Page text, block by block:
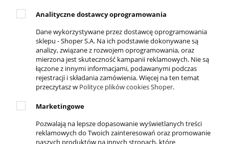
KONTAKT
ul. Krakowska 69,
32-050 Skawina
789-269-890
503-037-606
DOSTĘPNE PŁATNOŚCI
Analityczne dostawcy oprogramowania
Dane wykorzystywane przez dostawcę oprogramowania
sklepu - Shoper S.A. Na ich podstawie dokonywane są
analizy, związane z rozwojem oprogramowania, oraz
mierzona jest skuteczność kampanii reklamowych. Nie są
łączone z innymi informacjami, podawanymi podczas
rejestracji i składania zamówienia. Więcej na ten temat
przeczytasz w Polityce plików cookies Shoper.
Marketingowe
Pozwalają na lepsze dopasowanie wyświetlanych treści
reklamowych do Twoich zainteresowań oraz promowanie
naszych produktów na innych stronach, które